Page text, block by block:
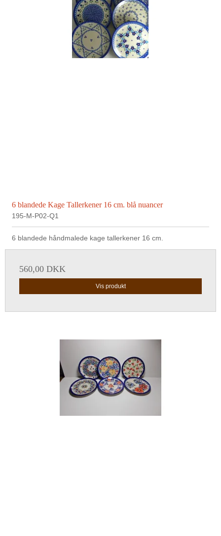
6 blandede Kage Tallerkener 16 cm. blå nuancer
195-M-P02-Q1
6 blandede håndmalede kage tallerkener 16 cm.
560,00 DKK
Vis produkt